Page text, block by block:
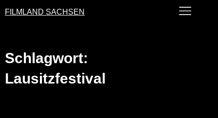
FILMLAND SACHSEN
Schlagwort:
Lausitzfestival